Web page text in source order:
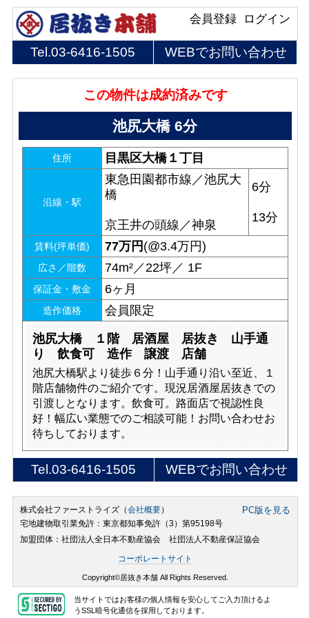
ログイン
会員登録
Tel.03-6416-1505 WEBでお問い合わせ
この物件は成約済みです
池尻大橋 6分
住所 目黒区大橋１丁目
沿線・駅
東急田園都市線／池尻大
橋
京王井の頭線／神泉
6分
13分
賃料(坪単価) 77万円 (@3.4万円)
広さ／階数 74m²／22坪／ 1F
保証金・敷金 6ヶ月
造作価格 会員限定
池尻大橋 １階 居酒屋 居抜き 山手通
り 飲食可 造作 譲渡 店舗
池尻大橋駅より徒歩６分！山手通り沿い至近、１
階店舗物件のご紹介です。現況居酒屋居抜きでの
引渡しとなります。飲食可。路面店で視認性良
好！幅広い業態でのご相談可能！お問い合わせお
待ちしております。
Tel.03-6416-1505 WEBでお問い合わせ
株式会社ファーストライズ（会社概要） PC版を見る
宅地建物取引業免許：東京都知事免許（3）第95198号
加盟団体：社団法人全日本不動産協会 社団法人不動産保証協会
コーポレートサイト
Copyright©居抜き本舗 All Rights Reserved.
当サイトではお客様の個人情報を安心してご入力頂けるよ
うSSL暗号化通信を採用しております。